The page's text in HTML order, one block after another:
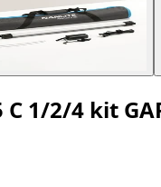
1/2/4 kit